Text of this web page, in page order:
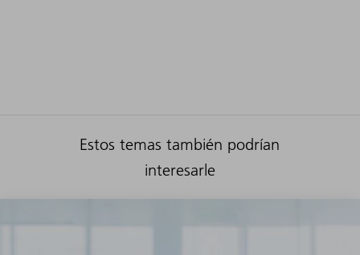
Estos temas también podrían
interesarle